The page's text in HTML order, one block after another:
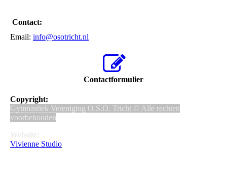
Contact:
Email: info@osotricht.nl
Contactformulier
Copyright:
Gymnastiek Vereniging O.S.O. Tricht © Alle rechten
voorbehouden
Vivienne Studio